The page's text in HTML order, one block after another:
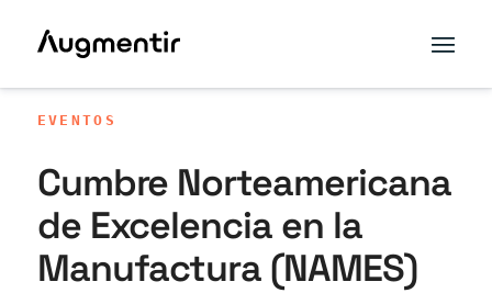
EVENTOS
Cumbre Norteamericana
de Excelencia en la
Manufactura (NAMES)